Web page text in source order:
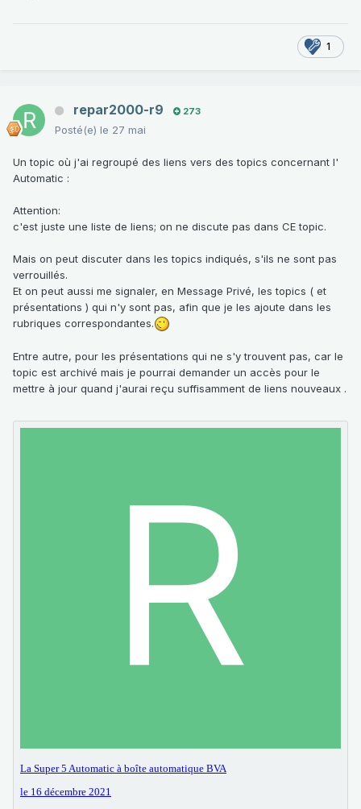
1
repar2000-r9 273
Posté(e) le 27 mai
Un topic où j'ai regroupé des liens vers des topics concernant l'
Automatic :
Attention:
c'est juste une liste de liens; on ne discute pas dans CE topic.
Mais on peut discuter dans les topics indiqués, s'ils ne sont pas
verrouillés.
Et on peut aussi me signaler, en Message Privé, les topics ( et
présentations ) qui n'y sont pas, afin que je les ajoute dans les
rubriques correspondantes.
Entre autre, pour les présentations qui ne s'y trouvent pas, car le
topic est archivé mais je pourrai demander un accès pour le
mettre à jour quand j'aurai reçu suffisamment de liens nouveaux .